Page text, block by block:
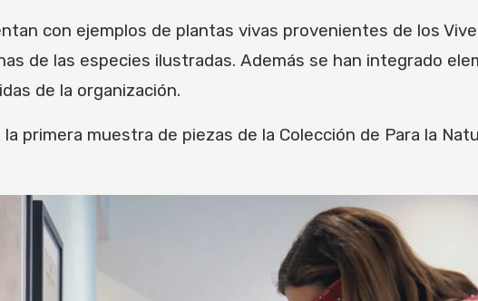
con ejemplos de plantas vivas provenientes de los
de las especies ilustradas. Además se han integrado
de la organización.
la primera muestra de piezas de la Colección de Para la